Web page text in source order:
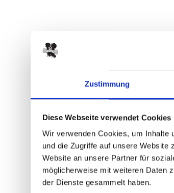
Zustimmung
Diese Webseite verwendet Cookies
Wir verwenden Cookies, um Inhalte
und die Zugriffe auf unsere Website
Website an unsere Partner für
möglicherweise mit weiteren Daten
der Dienste gesammelt haben.